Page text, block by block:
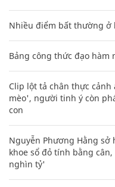
Nhiều điểm bất thường ở
Bảng công thức đạo hàm
Clip lột tả chân thực
mèo', người tinh ý còn
con
Nguyễn Phương Hằng
khoe sổ đỏ tính bằng
nghìn tỷ'